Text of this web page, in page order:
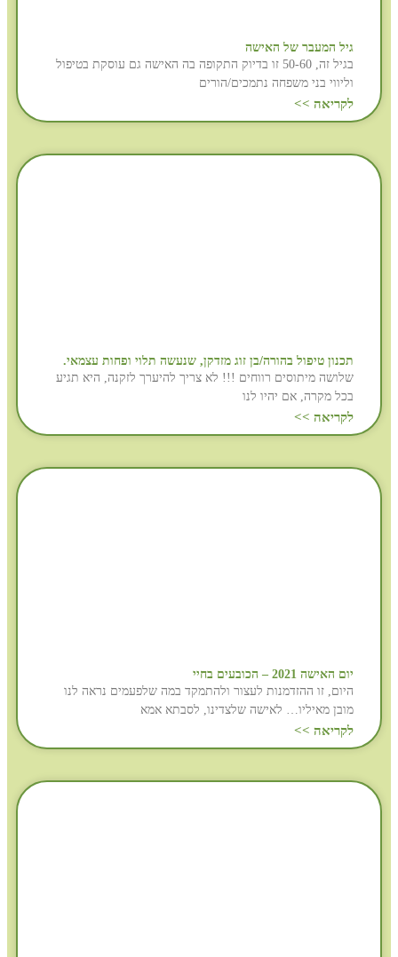
גיל המעבר של האישה
בגיל זה, 50-60 זו בדיוק התקופה בה האישה גם עוסקת בטיפול
וליווי בני משפחה נתמכים/הורים
לקריאה >>
תכנון טיפול בהורה/בן זוג מזדקן, שנעשה תלוי ופחות עצמאי.
שלושה מיתוסים רווחים !!! לא צריך להיערך לזקנה, היא תגיע
בכל מקרה, אם יהיו לנו
לקריאה >>
יום האישה 2021 – הכובעים בחיי
היום, זו ההזדמנות לעצור ולהתמקד במה שלפעמים נראה לנו
מובן מאיליו… לאישה שלצדינו, לסבתא אמא
לקריאה >>